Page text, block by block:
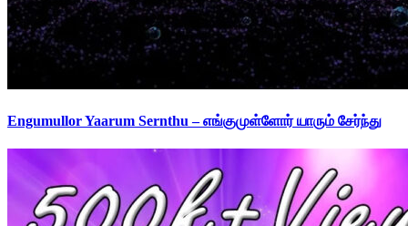
Engumullor Yaarum Sernthu – எங்குமுள்ளோர் யாரும் சேர்ந்து